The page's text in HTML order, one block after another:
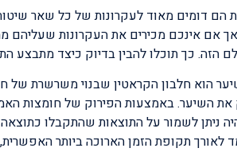
הם דומים מאוד לעקרונות של כל שאר
אינכם מכירים את העקרונות שעליהם
כך תוכלו להבין בדיוק כיצד מתבצע
הוא חלבון הקראטין שבנוי משרשרת של
את השיער. באמצעות הפירוק של חומצות
ניתן לשמור על התוצאות שהתקבלו
לאורך תקופת הזמן הארוכה ביותר